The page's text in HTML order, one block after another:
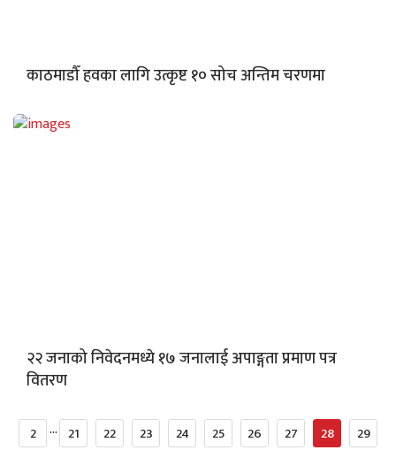
काठमाडौँ हवका लागि उत्कृष्ट १० सोच अन्तिम चरणमा
२२ जनाको निवेदनमध्ये १७ जनालाई अपाङ्गता प्रमाण पत्र
वितरण
2 ... 21 22 23 24 25 26 27 28 29